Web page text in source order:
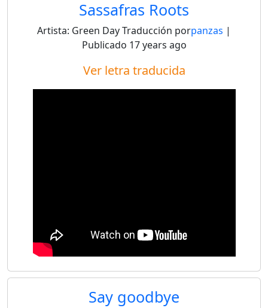
Sassafras Roots
Artista: Green DayTraducción porpanzas |
Publicado 17 years ago
Ver letra traducida
Say goodbye